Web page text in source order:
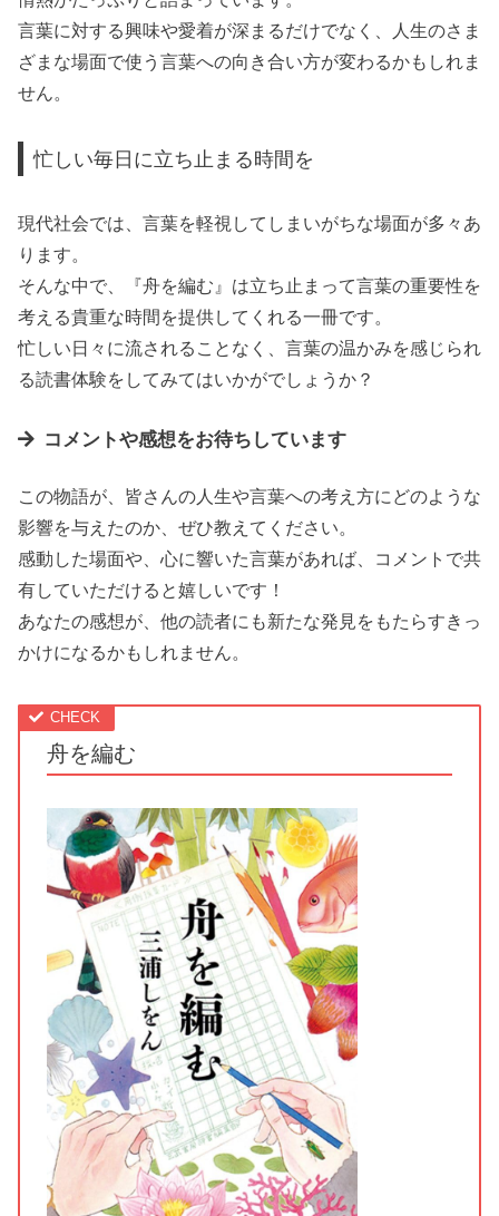
言葉に対する興味や愛着が深まるだけでなく、人生のさま
ざまな場面で使う言葉への向き合い方が変わるかもしれま
せん。
忙しい毎日に立ち止まる時間を
現代社会では、言葉を軽視してしまいがちな場面が多々あ
ります。
そんな中で、『舟を編む』は立ち止まって言葉の重要性を
考える貴重な時間を提供してくれる一冊です。
忙しい日々に流されることなく、言葉の温かみを感じられ
る読書体験をしてみてはいかがでしょうか？
コメントや感想をお待ちしています
この物語が、皆さんの人生や言葉への考え方にどのような
影響を与えたのか、ぜひ教えてください。
感動した場面や、心に響いた言葉があれば、コメントで共
有していただけると嬉しいです！
あなたの感想が、他の読者にも新たな発見をもたらすきっ
かけになるかもしれません。
舟を編む